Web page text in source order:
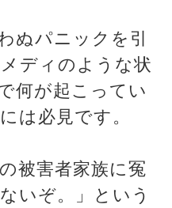
ぬパニックを引
ディのような状
何が起こってい
は必見です。
被害者家族に冤
いぞ。」という